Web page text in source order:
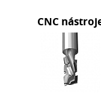
CNC